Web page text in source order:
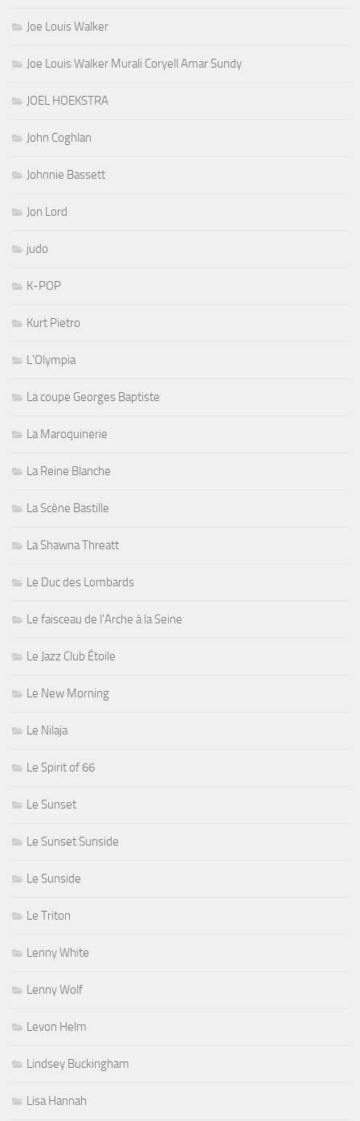
Joe Louis Walker
Joe Louis Walker Murali Coryell Amar Sundy
JOEL HOEKSTRA
John Coghlan
Johnnie Bassett
Jon Lord
judo
K-POP
Kurt Pietro
L'Olympia
La coupe Georges Baptiste
La Maroquinerie
La Reine Blanche
La Scène Bastille
La Shawna Threatt
Le Duc des Lombards
Le faisceau de l'Arche à la Seine
Le Jazz Club Étoile
Le New Morning
Le Nilaja
Le Spirit of 66
Le Sunset
Le Sunset Sunside
Le Sunside
Le Triton
Lenny White
Lenny Wolf
Levon Helm
Lindsey Buckingham
Lisa Hannah